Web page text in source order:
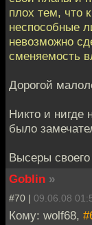
плох тем, что
неспособные
невозможно
сменяемость
Дорогой
Никто и нигде
было
Высеры
Goblin »
#70 | 09.06.08
Кому: wolf68,